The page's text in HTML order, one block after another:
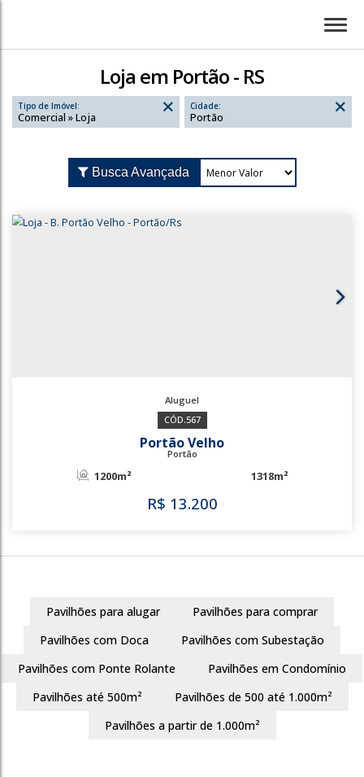
Loja em Portão - RS
Tipo de Imóvel:
Comercial » Loja
Cidade:
Portão
Busca Avançada
567
R$13.200
Portão Velho
Pavilhões para alugar
Pavilhões para comprar
Pavilhões com Doca
Pavilhões com Subestação
Pavilhões com Ponte Rolante
Pavilhões em Condomínio
Pavilhões até 500m²
Pavilhões de 500 até 1.000m²
Pavilhões a partir de 1.000m²